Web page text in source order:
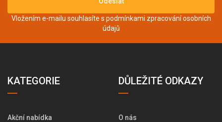
Vložením e-mailu souhlasíte s podmínkami zpracování osobních
údajů
KATEGORIE
Akční nabídka
DŮLEŽITÉ ODKAZY
O nás